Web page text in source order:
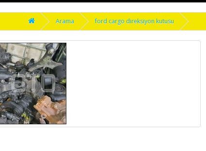
Arama ford cargo direksiyon kutusu